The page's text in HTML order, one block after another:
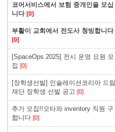
코어서비스에서 보험 중개인을 모십
니다 [0]
부활이 교회에서 전도사 청빙합니다
[0]
[SpaceOps 2025] 전시 운영 요원 모
집 [0]
[장학생선발] 인슐레이션코리아 드림
재단 장학생 선발 공고 [0]
추가 모집!!오타와 inventory 직원 구
합니다 [0]